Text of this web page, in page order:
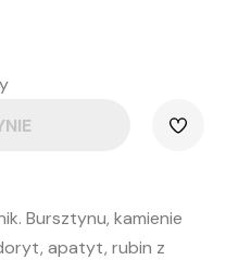
Bursztynu, kamienie
apatyt, rubin z